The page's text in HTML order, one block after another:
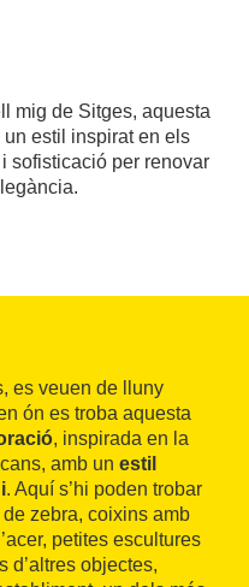
mig de Sitges, aquesta
estil inspirat en els
sofisticació per renovar
es veuen de lluny
ón es troba aquesta
, inspirada en la
amb un estil
. Aquí s’hi poden trobar
zebra, coixins amb
petites escultures
d’altres objectes,